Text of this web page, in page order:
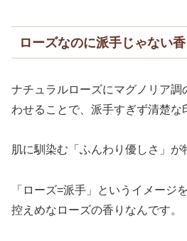
ローズなのに派手じゃない
ナチュラルローズにマグノリア調
わせることで、派手すぎず清楚な
肌に馴染む「ふんわり優しさ」が
「ローズ=派手」というイメージ
控えめなローズの香りなんです。